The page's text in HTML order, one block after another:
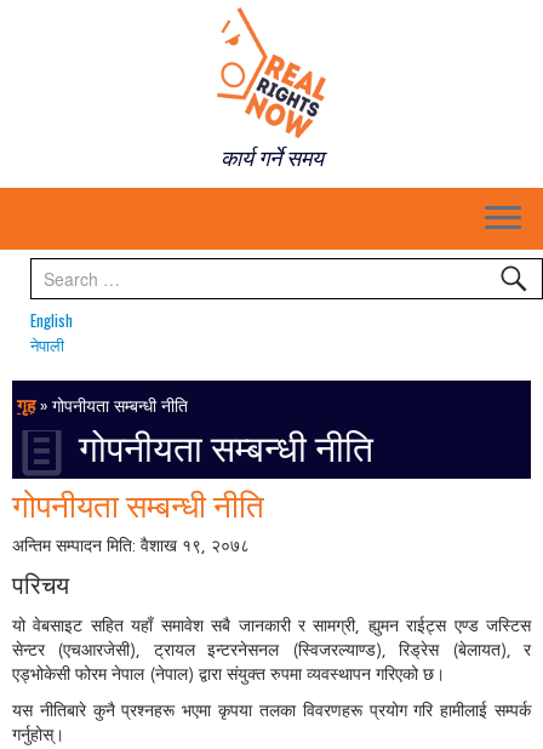
कार्य गर्ने समय
English
नेपाली
गृह » गोपनीयता सम्बन्धी नीति
गोपनीयता सम्बन्धी नीति
गोपनीयता सम्बन्धी नीति
अन्तिम सम्पादन मिति: वैशाख १९, २०७८
परिचय
यो वेबसाइट सहित यहाँ समावेश सबै जानकारी र सामग्री, ह्युमन राईट्स एण्ड जस्टिस
सेन्टर (एचआरजेसी), ट्रायल इन्टरनेसनल (स्विजरल्याण्ड), रिड्रेस (बेलायत), र
एड्भोकेसी फोरम नेपाल (नेपाल) द्वारा संयुक्त रुपमा व्यवस्थापन गरिएको छ।
यस नीतिबारे कुनै प्रश्नहरू भएमा कृपया तलका विवरणहरू प्रयोग गरि हामीलाई सम्पर्क
गर्नुहोस्।